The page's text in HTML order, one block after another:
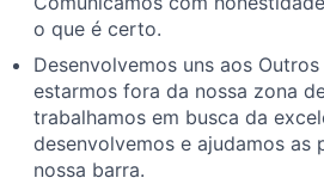
o que é certo.
Desenvolvemos uns aos
estarmos fora da nossa zona
trabalhamos em busca da
desenvolvemos e ajudamos as
nossa barra.